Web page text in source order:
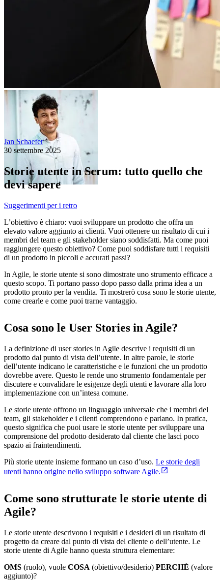
Jan Schaefer
30 settembre 2025
Storie utente in Scrum: tutto quello che
devi sapere
Suggerimenti per i retro
L’obiettivo è chiaro: vuoi sviluppare un prodotto che offra un
elevato valore aggiunto ai clienti. Vuoi ottenere un risultato di cui i
membri del team e gli stakeholder siano soddisfatti. Ma come puoi
raggiungere questo obiettivo? Come puoi soddisfare tutti i requisiti
di un prodotto in piccoli e accurati passi?
In Agile, le storie utente si sono dimostrate uno strumento efficace a
questo scopo. Ti portano passo dopo passo dalla prima idea a un
prodotto pronto per la vendita. Ti mostrerò cosa sono le storie utente,
come crearle e come puoi trarne vantaggio.
Cosa sono le User Stories in Agile?
La definizione di user stories in Agile descrive i requisiti di un
prodotto dal punto di vista dell’utente. In altre parole, le storie
dell’utente indicano le caratteristiche e le funzioni che un prodotto
dovrebbe avere. Questo le rende uno strumento fondamentale per
discutere e convalidare le esigenze degli utenti e lavorare alla loro
implementazione con un’intesa comune.
Le storie utente offrono un linguaggio universale che i membri del
team, gli stakeholder e i clienti comprendono e parlano. In pratica,
questo significa che puoi usare le storie utente per sviluppare una
comprensione del prodotto desiderato dal cliente che lasci poco
spazio ai fraintendimenti.
Più storie utente insieme formano un caso d’uso. Le storie degli
utenti hanno origine nello sviluppo software Agile.
Come sono strutturate le storie utente di
Agile?
Le storie utente descrivono i requisiti e i desideri di un risultato di
progetto da creare dal punto di vista del cliente o dell’utente. Le
storie utente di Agile hanno questa struttura elementare:
OMS (ruolo), vuole COSA (obiettivo/desiderio) PERCHÉ (valore
aggiunto)?